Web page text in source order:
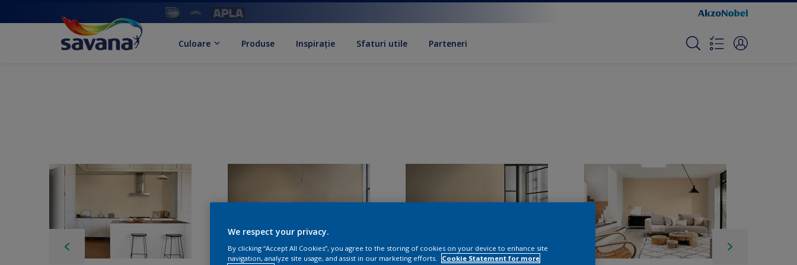
Culoare Produse Inspirație Sfaturi utile Parteneri
We respect your privacy.
By clicking “Accept All Cookies”, you agree to the storing of cookies on your device to enhance site
navigation, analyze site usage, and assist in our marketing efforts.
Cookie Statement for more